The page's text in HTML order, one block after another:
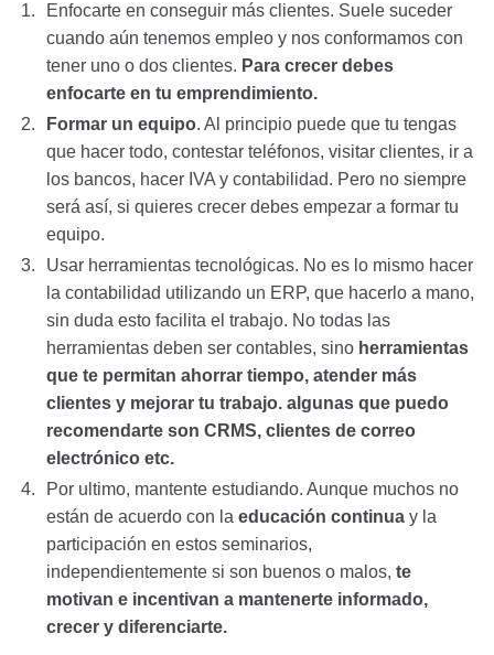
Enfocarte en conseguir más clientes. Suele suceder
cuando aún tenemos empleo y nos conformamos con
tener uno o dos clientes. Para crecer debes
enfocarte en tu emprendimiento.
Formar un equipo. Al principio puede que tu tengas
que hacer todo, contestar teléfonos, visitar clientes, ir a
los bancos, hacer IVA y contabilidad. Pero no siempre
será así, si quieres crecer debes empezar a formar tu
equipo.
Usar herramientas tecnológicas. No es lo mismo hacer
la contabilidad utilizando un ERP, que hacerlo a mano,
sin duda esto facilita el trabajo. No todas las
herramientas deben ser contables, sino herramientas
que te permitan ahorrar tiempo, atender más
clientes y mejorar tu trabajo. algunas que puedo
recomendarte son CRMS, clientes de correo
electrónico etc.
Por ultimo, mantente estudiando. Aunque muchos no
están de acuerdo con la educación continua y la
participación en estos seminarios,
independientemente si son buenos o malos, te
motivan e incentivan a mantenerte informado,
crecer y diferenciarte.